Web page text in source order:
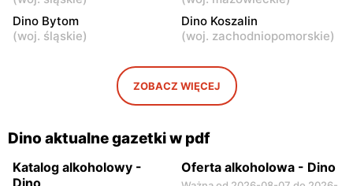
Królewiec, ul. Królewiec
100a
Tłuszcz, ul. Stylowa 6
Radziejowice, ul. Do Lasu 1 Emolinek, ul. Emolinek 18A
Mazowiecka 159
Dino Bytom
(woj. śląskie)
Dino Koszalin
(woj. zachodniopomorskie)
ZOBACZ WIĘCEJ
Dino aktualne gazetki w pdf
Katalog alkoholowy -
Dino
Oferta alkoholowa - Dino